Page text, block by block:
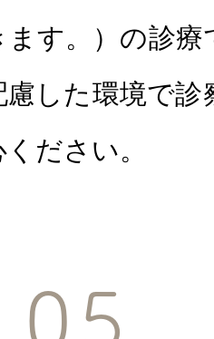
ます。）の診
慮した環境で
ださい。